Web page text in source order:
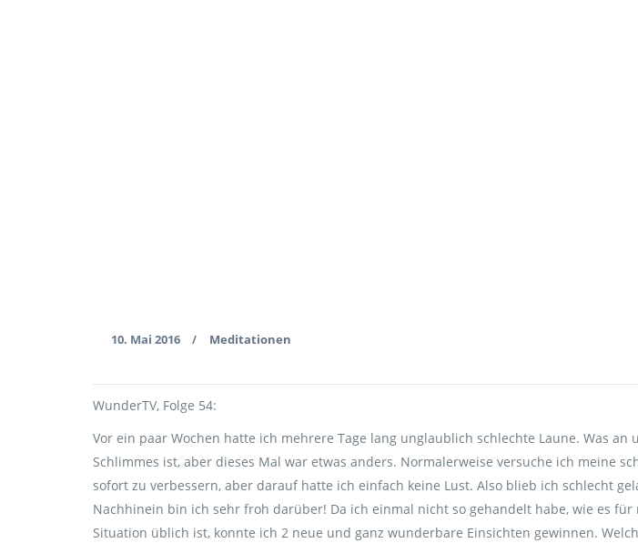
10. Mai 2016 / Meditationen
WunderTV, Folge 54:
Vor ein paar Wochen hatte ich mehrere Tage lang unglaublich schlechte Laune. Was an
Schlimmes ist, aber dieses Mal war etwas anders. Normalerweise versuche ich meine
sofort zu verbessern, aber darauf hatte ich einfach keine Lust. Also blieb ich schlecht
Nachhinein bin ich sehr froh darüber! Da ich einmal nicht so gehandelt habe, wie es für
Situation üblich ist, konnte ich 2 neue und ganz wunderbare Einsichten gewinnen.